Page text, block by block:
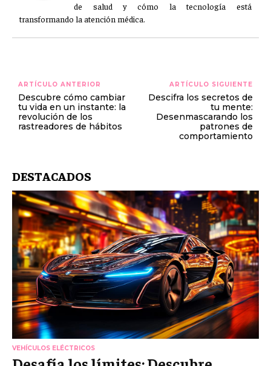
de salud y cómo la tecnología está
transformando la atención médica.
ARTÍCULO ANTERIOR
Descubre cómo cambiar
tu vida en un instante: la
revolución de los
rastreadores de hábitos
ARTÍCULO SIGUIENTE
Descifra los secretos de
tu mente:
Desenmascarando los
patrones de
comportamiento
DESTACADOS
VEHÍCULOS ELÉCTRICOS